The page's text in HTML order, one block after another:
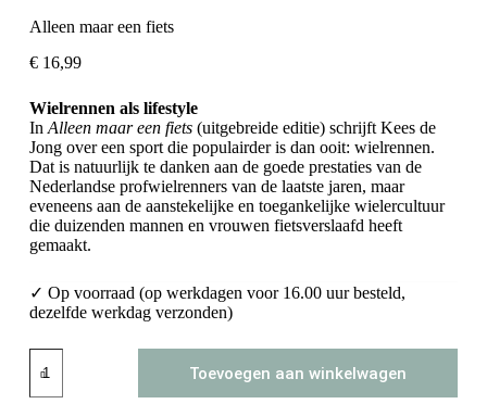
Alleen maar een fiets
€16,99
Wielrennen als lifestyle
In Alleen maar een fiets(uitgebreide editie) schrijft Kees de
Jong over een sport die populairder is dan ooit: wielrennen.
Dat is natuurlijk te danken aan de goede prestaties van de
Nederlandse profwielrenners van de laatste jaren, maar
eveneens aan de aanstekelijke en toegankelijke wielercultuur
die duizenden mannen en vrouwen fietsverslaafd heeft
gemaakt.
✓ Op voorraad (op werkdagen voor 16.00 uur besteld,
dezelfde werkdag verzonden)
maar
een
Toevoegen aan winkelwagen